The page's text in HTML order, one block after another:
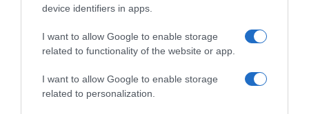
device identifiers in apps.
I want to allow Google to enable storage
related to functionality of the website or app.
I want to allow Google to enable storage
related to personalization.
(avena 8%, cebada 5%, trigo 3%), jarabe de glucosa
y fructosa, jarabe de glucosa, cereales crujientes
(harina de trigo 9%, azúcar, harina de maíz 1%,
harina de arroz 1%, extracto de cebada malteada,
sal, jarabe de azúcar caramelizado), azúcar, grasa
vegetal (coco), cacao con cereales crujientes